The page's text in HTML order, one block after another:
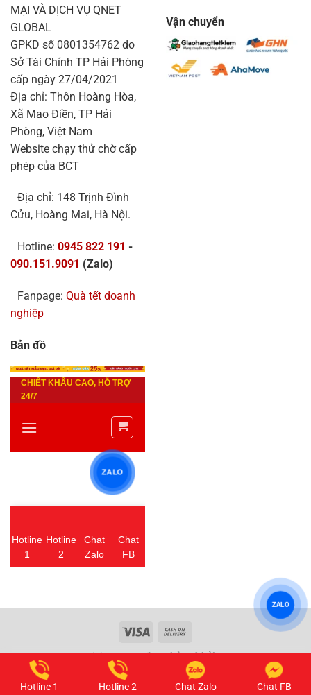
MẠI VÀ DỊCH VỤ QNET
GLOBAL
GPKD số 0801354762 do
Sở Tài Chính TP Hải Phòng
cấp ngày 27/04/2021
Địa chỉ: Thôn Hoàng Hòa,
Xã Mao Điền, TP Hải
Phòng, Việt Nam
Website chạy thử chờ cấp
phép của BCT
Địa chỉ: 148 Trịnh Đình
Cửu, Hoàng Mai, Hà Nội.
Hotline: 0945 822 191 -
090.151.9091 (Zalo)
Fanpage: Quà tết doanh
nghiệp
Bản đồ
Vận chuyển
Copyright 2026 ©được bảo vệ bởi DMCA
Hotline 1 Hotline 2 Chat Zalo Chat FB
ZALO